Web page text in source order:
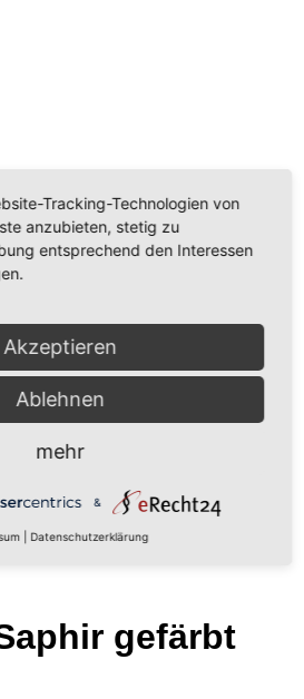
Service eines Drittanbieters, um
Dieser Service kann Daten
Bitte lesen Sie die Details
Sie der Nutzung des Service zu,
Video anzusehen.
Akzeptieren
Platform
gefärbt
Tracking-Technologien von
anzubieten, stetig zu
entsprechend den Interessen
Akzeptieren
Ablehnen
mehr
&
Datenschutzerklärung